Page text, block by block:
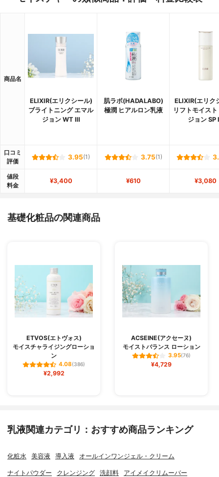
商品名
ELIXIR(エリクシール)
ブライトニング エマル
ジョン WT Ⅲ
肌ラボ(HADALABO)
極潤 ヒアルロン乳液
ELIXIR(エリク
リフトモイス
ジョン SP
口コミ
評価
3.95(1) 3.75(1)
値段
料金
¥3,400 ¥610 ¥3,080
基礎化粧品の関連商品
ETVOS(エトヴォス)
モイスチャライジングローショ
ン
4.08(386)
¥2,992
ACSEINE(アクセーヌ)
モイストバランス ローション
3.95(76)
¥4,729
乳液関連カテゴリ：おすすめ商品ランキング
化粧水 美容液 導入液 オールインワンジェル・クリーム
ナイトパウダー クレンジング 洗顔料 アイメイクリムーバー